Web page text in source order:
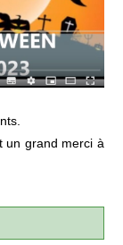
un grand merci à